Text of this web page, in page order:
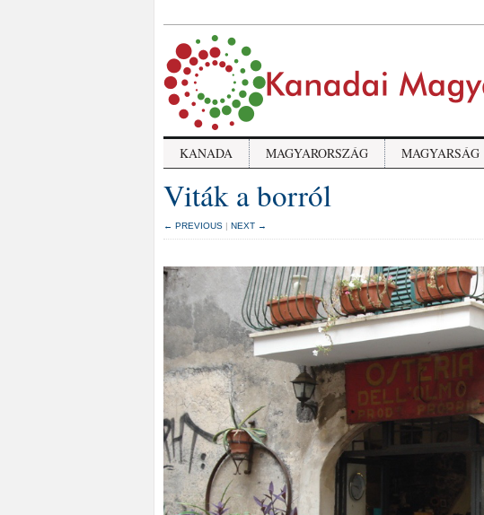
KANADA MAGYARORSZÁG MAGYARSÁG
Viták a borról
← PREVIOUS | NEXT →